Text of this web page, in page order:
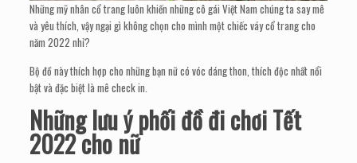
Những mỹ nhân cổ trang luôn khiến những cô gái Việt Nam chúng ta say mê
và yêu thích, vậy ngại gì không chọn cho mình một chiếc váy cổ trang cho
năm 2022 nhỉ?
Bộ đồ này thích hợp cho những bạn nữ có vóc dáng thon, thích độc nhất nổi
bật và đặc biệt là mê check in.
Những lưu ý phối đồ đi chơi Tết
2022 cho nữ